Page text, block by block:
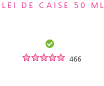
DE CAISE 50 ML
466